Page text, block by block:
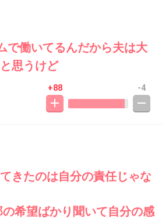
で働いてるんだから夫は大
思うけど
+88 -4
きたのは自分の責任じゃな
希望ばかり聞いて自分の感